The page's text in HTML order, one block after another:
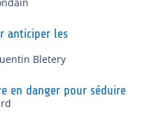
anticiper les
Bletery
en danger pour séduire